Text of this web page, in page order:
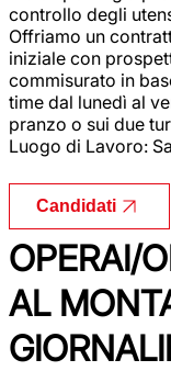
controllo degli
Offriamo un
iniziale con
commisurato in
time dal lunedì al
pranzo o sui due
Luogo di Lavoro:
Candidati
OPERAI/
AL